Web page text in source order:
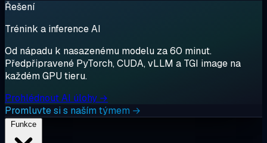
Řešení
Trénink a inference AI
Od nápadu k nasazenému modelu za 60 minut.
Předpřipravené PyTorch, CUDA, vLLM a TGI image na
každém GPU tieru.
Prohlédnout AI úlohy →
Promluvte si s naším týmem →